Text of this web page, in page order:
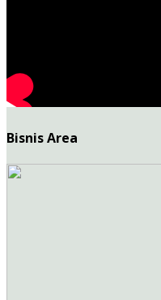
Bisnis Area